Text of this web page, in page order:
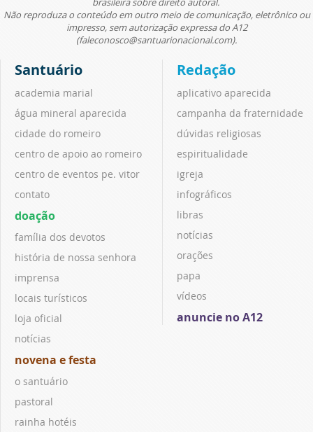
Não reproduza o conteúdo em outro meio de comunicação, eletrônico ou
impresso, sem autorização expressa do A12
(faleconosco@santuarionacional.com).
Santuário
academia marial
água mineral aparecida
cidade do romeiro
centro de apoio ao romeiro
centro de eventos pe. vitor
contato
doação
família dos devotos
história de nossa senhora
imprensa
locais turísticos
loja oficial
notícias
novena e festa
o santuário
pastoral
rainha hotéis
Redação
aplicativo aparecida
campanha da fraternidade
dúvidas religiosas
espiritualidade
igreja
infográficos
libras
notícias
orações
papa
vídeos
anuncie no A12